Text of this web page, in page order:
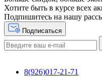
Хотите быть в курсе всех
Подпишитесь на нашу
Подписаться
8(926)017-21-71